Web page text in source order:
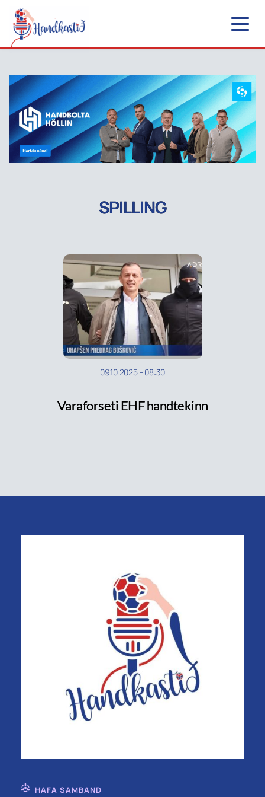
SPILLING
09.10.2025- 08:30
Varaforseti EHF handtekinn
HAFA SAMBAND